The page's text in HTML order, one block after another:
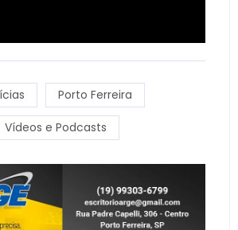
Porto Ferreira
Vídeos e Podcasts